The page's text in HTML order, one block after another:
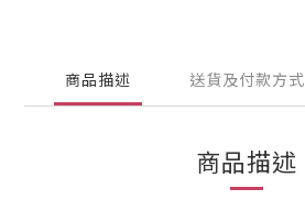
商品描述 送貨及付款方式
商品描述